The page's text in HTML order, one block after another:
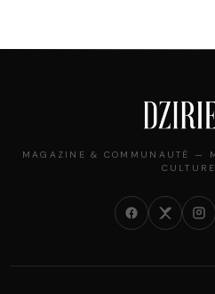
MAGAZINE & COMMUNAUTÉ —